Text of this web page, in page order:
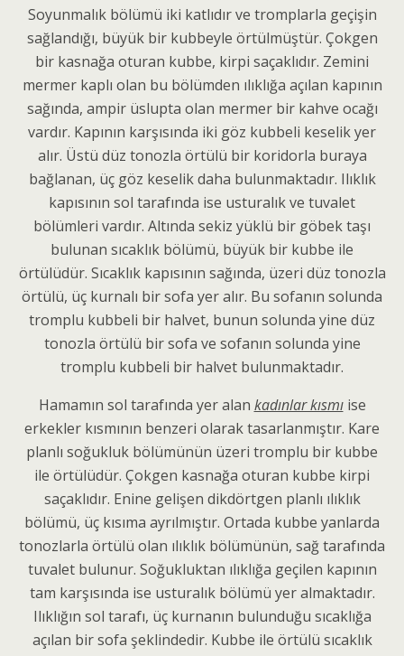
Soyunmalık bölümü iki katlıdır ve tromplarla geçişin
sağlandığı, büyük bir kubbeyle örtülmüştür. Çokgen
bir kasnağa oturan kubbe, kirpi saçaklıdır. Zemini
mermer kaplı olan bu bölümden ılıklığa açılan kapının
sağında, ampir üslupta olan mermer bir kahve ocağı
vardır. Kapının karşısında iki göz kubbeli keselik yer
alır. Üstü düz tonozla örtülü bir koridorla buraya
bağlanan, üç göz keselik daha bulunmaktadır. Ilıklık
kapısının sol tarafında ise usturalık ve tuvalet
bölümleri vardır. Altında sekiz yüklü bir göbek taşı
bulunan sıcaklık bölümü, büyük bir kubbe ile
örtülüdür. Sıcaklık kapısının sağında, üzeri düz tonozla
örtülü, üç kurnalı bir sofa yer alır. Bu sofanın solunda
tromplu kubbeli bir halvet, bunun solunda yine düz
tonozla örtülü bir sofa ve sofanın solunda yine
tromplu kubbeli bir halvet bulunmaktadır.
Hamamın sol tarafında yer alan kadınlar kısmıise
erkekler kısmının benzeri olarak tasarlanmıştır. Kare
planlı soğukluk bölümünün üzeri tromplu bir kubbe
ile örtülüdür. Çokgen kasnağa oturan kubbe kirpi
saçaklıdır. Enine gelişen dikdörtgen planlı ılıklık
bölümü, üç kısıma ayrılmıştır. Ortada kubbe yanlarda
tonozlarla örtülü olan ılıklık bölümünün, sağ tarafında
tuvalet bulunur. Soğukluktan ılıklığa geçilen kapının
tam karşısında ise usturalık bölümü yer almaktadır.
Ilıklığın sol tarafı, üç kurnanın bulunduğu sıcaklığa
açılan bir sofa şeklindedir. Kubbe ile örtülü sıcaklık